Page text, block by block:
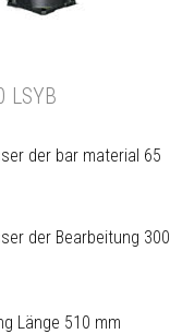
LSYB
der bar material 65
der Bearbeitung 300
Länge 510 mm